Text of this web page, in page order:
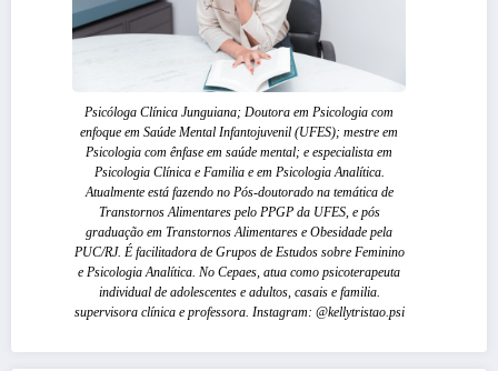
Psicóloga Clínica Junguiana; Doutora em Psicologia com
enfoque em Saúde Mental Infantojuvenil (UFES); mestre em
Psicologia com ênfase em saúde mental; e especialista em
Psicologia Clínica e Familia e em Psicologia Analítica.
Atualmente está fazendo no Pós-doutorado na temática de
Transtornos Alimentares pelo PPGP da UFES, e pós
graduação em Transtornos Alimentares e Obesidade pela
PUC/RJ. É facilitadora de Grupos de Estudos sobre Feminino
e Psicologia Analítica. No Cepaes, atua como psicoterapeuta
individual de adolescentes e adultos, casais e familia.
supervisora clínica e professora. Instagram: @kellytristao.psi